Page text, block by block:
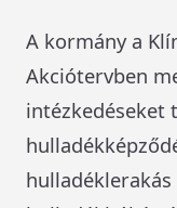
A kormány a
Akciótervben
intézkedéseket
hulladéklerakás